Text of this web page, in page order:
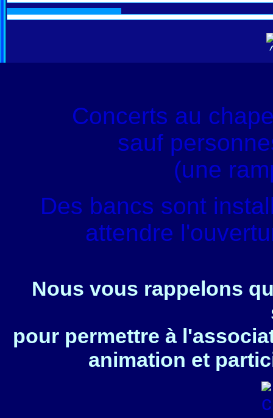
Concerts au
sauf
(une
Des bancs sont
attendre
Nous vous rappelons
pour permettre à
animation et